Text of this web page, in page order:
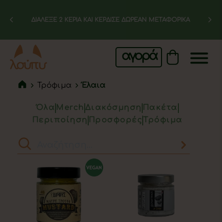
ΔΙΑΛΕΞΕ 2 ΚΕΡΙΑ ΚΑΙ ΚΕΡΔΙΣΕ ΔΩΡΕΑΝ ΜΕΤΑΦΟΡΙΚΑ
αγορά
Τρόφιμα Έλαια
Όλα Merch Διακόσμηση
Πακέτα
Περιποίηση
Προσφορές Τρόφιμα